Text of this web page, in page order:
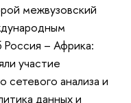
межвузовский
– Африка:
участие
анализа и
данных и